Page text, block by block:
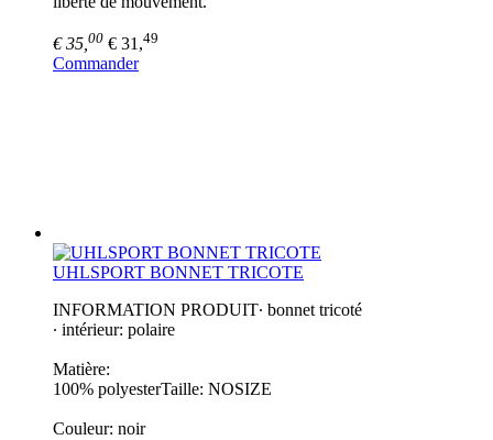
€ 35, 00 € 31,49
Commander
UHLSPORT BONNET TRICOTE
INFORMATION PRODUIT∙ bonnet tricoté
∙ intérieur: polaire
Matière:
100% polyesterTaille: NOSIZE
Couleur: noir